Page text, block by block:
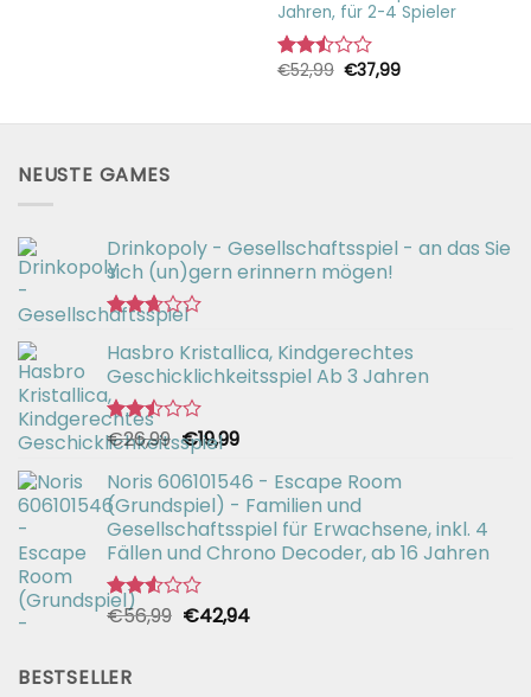
Jahren, für 2-4 Spieler
Bewertet
von 5
€52,99 Ursprünglicher
Preis
€37,99Aktueller
NEUSTE GAMES
Drinkopoly - Gesellschaftsspiel - an das Sie
sich (un)gern erinnern mögen!
Bewertet
mit
2.67
von 5
Hasbro Kristallica, Kindgerechtes
Geschicklichkeitsspiel Ab 3 Jahren
Bewertet
mit
2.49
von 5
€26,99 Ursprünglicher
Preis
war:
€26,99
€19,99Aktueller
ist:
€19,99.
Noris 606101546 - Escape Room
(Grundspiel) - Familien und
Gesellschaftsspiel für Erwachsene, inkl. 4
Fällen und Chrono Decoder, ab 16 Jahren
Bewertet
von 5
€56,99 Ursprünglicher
€42,94Aktueller
BESTSELLER